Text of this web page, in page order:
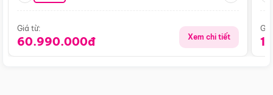
Giá từ:
60.990.000đ Xem chi tiết